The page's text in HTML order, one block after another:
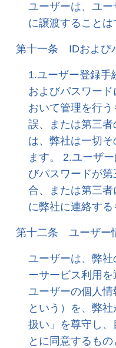
ユーザーは、ユ
に譲渡することは
第十一条 IDおよび
1.ユーザー登録手
およびパスワー
おいて管理を行
誤、または第三
は、弊社は一切
ます。 2.ユーザ
びパスワードが
合、または第三
に弊社に連絡する
第十二条 ユーザー
ユーザーは、弊
ーサービス利用
ユーザーの個人情
という）を、弊
扱い」を尊守し
とに同意するもの